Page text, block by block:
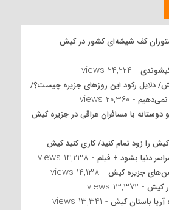
کف شیشه‌ای کشور در کیش -
- 24,224 views
دلایل رکود این روزهای جزیره چیست؟/
نمی‌دهیم - 20,360 views
با مسافران عراقی در جزیره کیش
را زود تمام کنید/ کاری کنید کیش
دنیا بشود + فیلم - 14,238 views
جزیره کیش - 14,138 views
کیش - 13,372 views
آریا باستان کیش - 13,341 views